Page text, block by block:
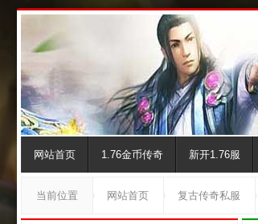
网站首页 1.76金币传奇 新开1.76服
当前位置 网站首页 复古传奇私服